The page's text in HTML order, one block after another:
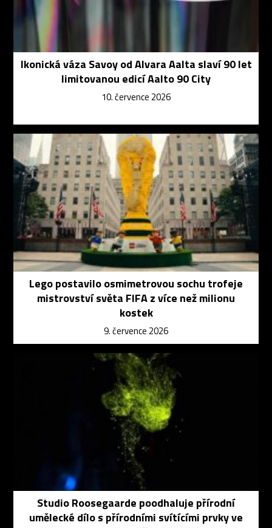
Ikonická váza Savoy od Alvara Aalta slaví 90 let
limitovanou edicí Aalto 90 City
10. července 2026
Lego postavilo osmimetrovou sochu trofeje
mistrovství světa FIFA z více než milionu
kostek
9. července 2026
Studio Roosegaarde poodhaluje přírodní
umělecké dílo s přírodními svítícími prvky ve